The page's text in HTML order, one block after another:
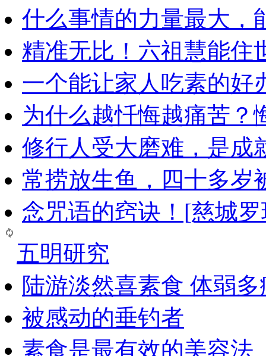
什么事情的力量最大，
精准无比！六祖慧能住
一个能让家人吃素的好
为什么越忏悔越痛苦？
修行人受大磨难，是成
常捞放生鱼，四十多岁
念咒语的窍诀！[慈城
五明研究
陆游淡然喜素食 体弱
被感动的垂钓者
素食是最有效的美容法